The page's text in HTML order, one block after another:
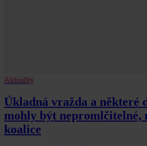
Aktuality
Úkladná vražda a některé
mohly být nepromlčitelné,
koalice